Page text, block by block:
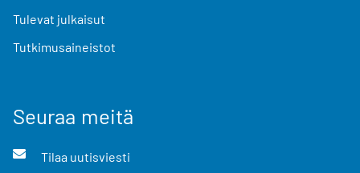
Tulevat julkaisut
Tutkimusaineistot
Seuraa meitä
Tilaa uutisviesti